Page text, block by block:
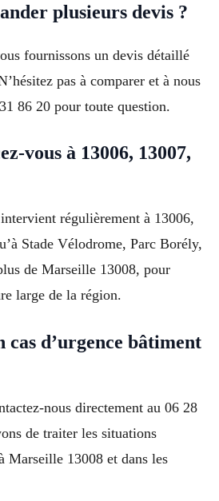
plusieurs devis ?
fournissons un devis détaillé
pas à comparer et à nous
86 20 pour toute question.
vous à 13006, 13007,
régulièrement à 13006,
Stade Vélodrome, Parc Borély,
de Marseille 13008, pour
large de la région.
cas d’urgence bâtiment
nous directement au 06 28
de traiter les situations
Marseille 13008 et dans les